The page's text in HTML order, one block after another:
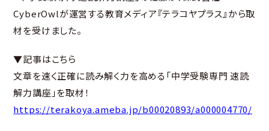
CyberOwlが運営する教育メディア『テラコヤプラス』から取
材を受けました。
▼記事はこちら
文章を速く正確に読み解く力を高める「中学受験専門 速読
解力講座」を取材！
https://terakoya.ameba.jp/b00020893/a000004770/